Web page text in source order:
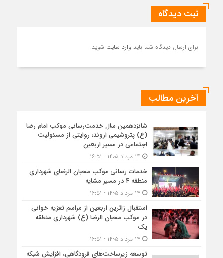
ثبت دیدگاه
برای ارسال دیدگاه شما باید وارد سایت شوید.
آخرین مطالب
شانزدهمین سال خدمت‌رسانی موکب امام رضا
(ع) پتروشیمی اروند؛ روایتی از مسئولیت
اجتماعی در مسیر اربعین
خدمات رسانی موکب محبان الرضای شهرداری
منطقه ۴ در مسیر مشایه
استقبال زائرین اربعین از مراسم تعزیه خوانی
در موکب محبان الرضا (ع) شهرداری منطقه
یک
توسعه زیرساخت‌های فرودگاهی، افزایش شبکه